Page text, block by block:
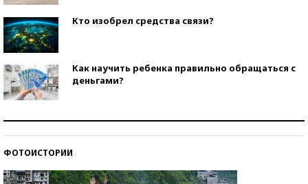
Кто изобрел средства связи?
Как научить ребенка правильно обращаться с
деньгами?
ФОТОИСТОРИИ